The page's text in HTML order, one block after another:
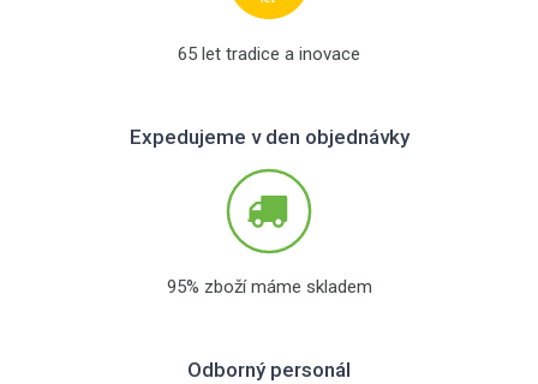
65 let tradice a inovace
Expedujeme v den objednávky
95% zboží máme skladem
Odborný personál